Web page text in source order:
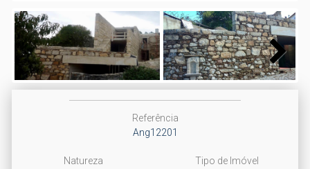
Next
Referência
Ang12201
Natureza
Tipo de Imóvel